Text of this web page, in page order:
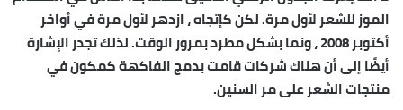
الموز للشعر لأول مرة. لكن كإتجاه ، ازدهر لأول مرة في أواخر
أكتوبر 2008 ، ونما بشكل مطرد بمرور الوقت. لذلك تجدر الإشارة
أيضًا إلى أن هناك شركات قامت بدمج الفاكهة كمكون في
منتجات الشعر على مر السنين.